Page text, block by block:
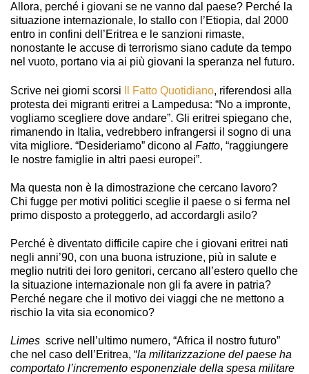
Allora, perché i giovani se ne vanno dal paese? Perché la
situazione internazionale, lo stallo con l’Etiopia, dal 2000
entro in confini dell’Eritrea e le sanzioni rimaste,
nonostante le accuse di terrorismo siano cadute da tempo
nel vuoto, portano via ai più giovani la speranza nel futuro.
Scrive nei giorni scorsi Il Fatto Quotidiano, riferendosi alla
protesta dei migranti eritrei a Lampedusa: “No a impronte,
vogliamo scegliere dove andare”. Gli eritrei spiegano che,
rimanendo in Italia, vedrebbero infrangersi il sogno di una
vita migliore. “Desideriamo” dicono al Fatto, “raggiungere
le nostre famiglie in altri paesi europei”.
Ma questa non è la dimostrazione che cercano lavoro?
Chi fugge per motivi politici sceglie il paese o si ferma nel
primo disposto a proteggerlo, ad accordargli asilo?
Perché è diventato difficile capire che i giovani eritrei nati
negli anni’90, con una buona istruzione, più in salute e
meglio nutriti dei loro genitori, cercano all’estero quello che
la situazione internazionale non gli fa avere in patria?
Perché negare che il motivo dei viaggi che ne mettono a
rischio la vita sia economico?
Limes scrive nell’ultimo numero, “Africa il nostro futuro”
che nel caso dell’Eritrea, “la militarizzazione del paese ha
comportato l’incremento esponenziale della spesa militare